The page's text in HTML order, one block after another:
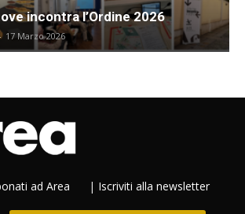
incontra l’Ordine 2026
17 Marzo 2026
ad Area | Iscriviti alla newsletter